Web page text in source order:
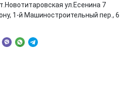
ул.Есенина 7
1-й Машиностроительный пер., 6